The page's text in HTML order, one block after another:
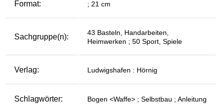
Format: ; 21 cm
Sachgruppe(n):
43 Basteln, Handarbeiten,
Heimwerken ; 50 Sport, Spiele
Verlag: Ludwigshafen : Hörnig
Schlagwörter: Bogen <Waffe> ; Selbstbau ; Anleitung